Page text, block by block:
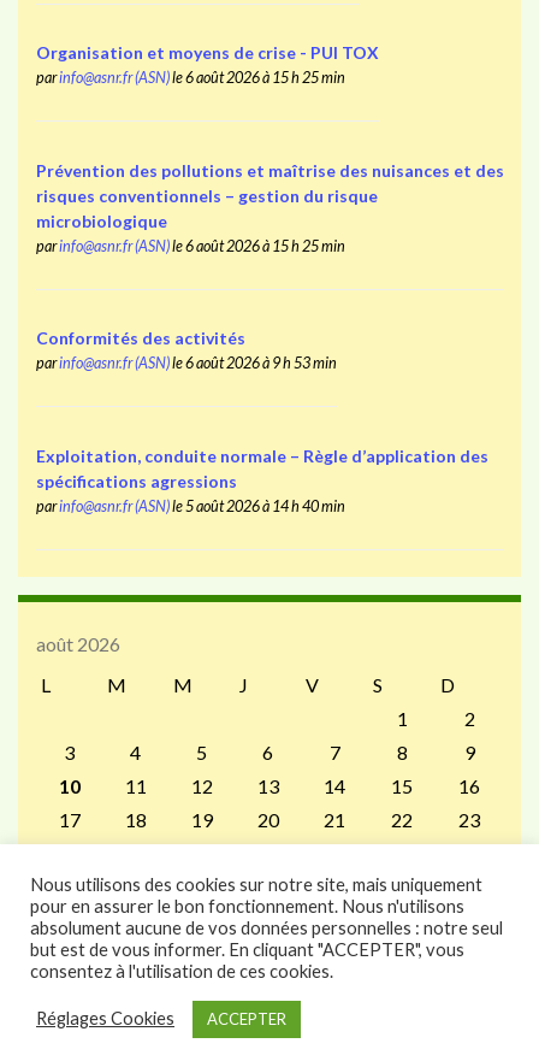
Organisation et moyens de crise - PUI TOX
parinfo@asnr.fr (ASN)le 6 août 2026 à 15 h 25 min
Prévention des pollutions et maîtrise des nuisances et des
risques conventionnels – gestion du risque
microbiologique
parinfo@asnr.fr (ASN)le 6 août 2026 à 15 h 25 min
Conformités des activités
parinfo@asnr.fr (ASN)le 6 août 2026 à 9 h 53 min
Exploitation, conduite normale – Règle d’application des
spécifications agressions
parinfo@asnr.fr (ASN)le 5 août 2026 à 14 h 40 min
août 2026
L
M M J V S
D
1
2
3
4 5 6 7 8
9
10
11 12 13 14 15
16
17
18 19 20 21 22
23
31
« Juil
Nous utilisons des cookies sur notre site, mais uniquement
pour en assurer le bon fonctionnement. Nous n'utilisons
absolument aucune de vos données personnelles : notre seul
but est de vous informer. En cliquant "ACCEPTER", vous
consentez à l'utilisation de ces cookies.
Réglages Cookies ACCEPTER